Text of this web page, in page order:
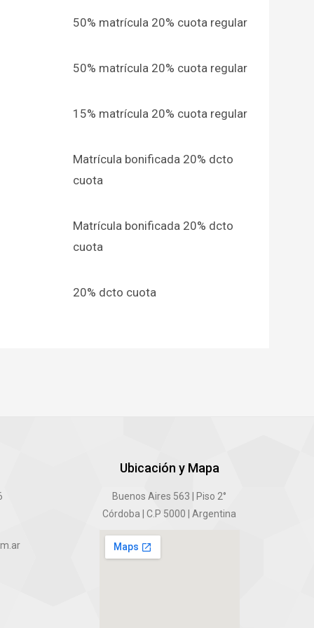
50% matrícula 20% cuota regular
50% matrícula 20% cuota regular
15% matrícula 20% cuota regular
Matrícula bonificada 20% dcto
cuota
Matrícula bonificada 20% dcto
cuota
20% dcto cuota
Ubicación y Mapa
Buenos Aires 563 | Piso 2°
Córdoba | C.P 5000 | Argentina